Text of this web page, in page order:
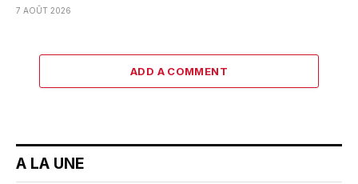
7 AOÛT 2026
ADD A COMMENT
A LA UNE